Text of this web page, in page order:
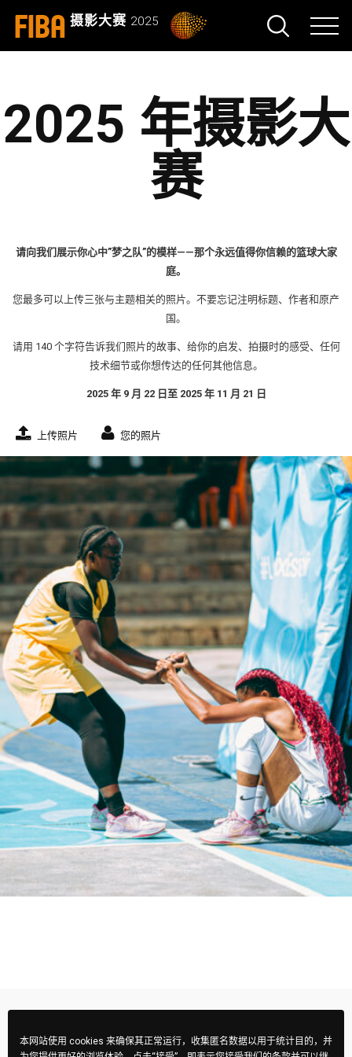
FIBA 摄影大赛2025
2025 年摄影大
赛
请向我们展示你心中”梦之队”的模样——那个永远值得你信赖的篮球大家
庭。
您最多可以上传三张与主题相关的照片。不要忘记注明标题、作者和原产
国。
请用 140 个字符告诉我们照片的故事、给你的启发、拍摄时的感受、任何
技术细节或你想传达的任何其他信息。
2025 年 9 月 22 日至 2025 年 11 月 21 日
上传照片 您的照片
Chris wade
本网站使用 cookies 来确保其正常运行，收集匿名数据以用于统计目的，并